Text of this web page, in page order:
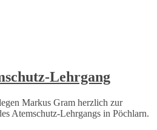
Lehrgang
Markus Gram herzlich zur
Atemschutz-Lehrgangs in Pöchlarn.